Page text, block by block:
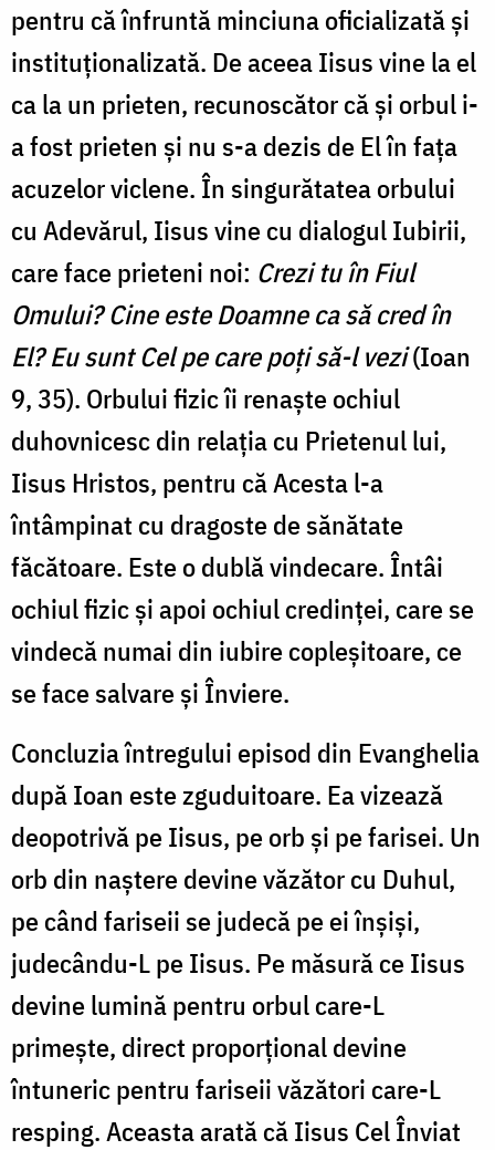
pentru că înfruntă minciuna oficializată și
instituționalizată. De aceea Iisus vine la el
ca la un prieten, recunoscător că și orbul i-
a fost prieten și nu s-a dezis de El în fața
acuzelor viclene. În singurătatea orbului
cu Adevărul, Iisus vine cu dialogul Iubirii,
care face prieteni noi: Crezi tu în Fiul
Omului? Cine este Doamne ca să cred în
El? Eu sunt Cel pe care poți să-l vezi(Ioan
9, 35). Orbului fizic îi renaște ochiul
duhovnicesc din relația cu Prietenul lui,
Iisus Hristos, pentru că Acesta l-a
întâmpinat cu dragoste de sănătate
făcătoare. Este o dublă vindecare. Întâi
ochiul fizic și apoi ochiul credinței, care se
vindecă numai din iubire copleșitoare, ce
se face salvare și Înviere.
Concluzia întregului episod din Evanghelia
după Ioan este zguduitoare. Ea vizează
deopotrivă pe Iisus, pe orb și pe farisei. Un
orb din naștere devine văzător cu Duhul,
pe când fariseii se judecă pe ei înșiși,
judecându-L pe Iisus. Pe măsură ce Iisus
devine lumină pentru orbul care-L
primește, direct proporțional devine
întuneric pentru fariseii văzători care-L
resping. Aceasta arată că Iisus Cel Înviat